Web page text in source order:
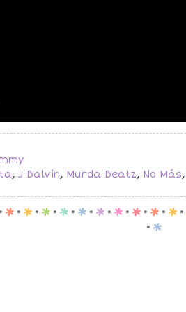
, J Balvin, Murda Beatz, No Más,
. p . p . p . p . p . p . p . p . p . p .
. p